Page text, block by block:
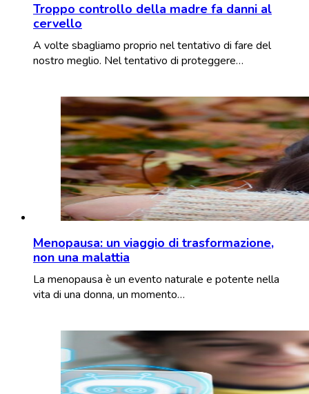
Troppo controllo della madre fa danni al
cervello
A volte sbagliamo proprio nel tentativo di fare del
nostro meglio. Nel tentativo di proteggere…
Menopausa: un viaggio di trasformazione,
non una malattia
La menopausa è un evento naturale e potente nella
vita di una donna, un momento…